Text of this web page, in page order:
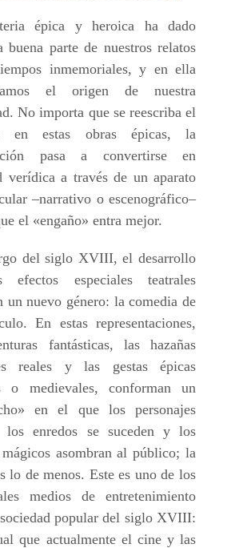
épica y heroica ha dado
buena parte de nuestros relatos
inmemoriales, y en ella
el origen de nuestra
No importa que se reescriba el
en estas obras épicas, la
pasa a convertirse en
verídica a través de un aparato
–narrativo o escenográfico–
el «engaño» entra mejor.
del siglo XVIII, el desarrollo
especiales teatrales
un nuevo género: la comedia de
En estas representaciones,
fantásticas, las hazañas
reales y las gestas épicas
o medievales, conforman un
en el que los personajes
los enredos se suceden y los
asombran al público; la
lo de menos. Este es uno de los
medios de entretenimiento
popular del siglo XVIII:
que actualmente el cine y las